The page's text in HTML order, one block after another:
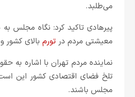
می‌طلبد.
پیرهادی تاکید کرد: نگاه مجلس
معیشتی مردم در تورم بالای
نماینده مردم تهران با اشاره به حقوق ۸ تا ۱۰ میلیون تومانی شمار زیادی از کارکنان
تلخ فضای اقتصادی کشور این
مجلس باشند.